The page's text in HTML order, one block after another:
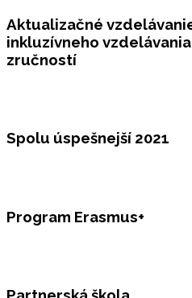
Aktualizačné
inkluzívneho
zručností
Spolu úspešnejší 2021
Program Erasmus+